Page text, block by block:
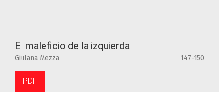
El maleficio de la izquierda
Giulana Mezza 147-150
PDF